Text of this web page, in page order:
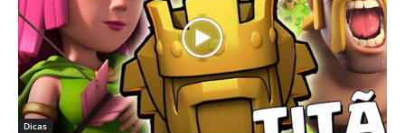
Dicas